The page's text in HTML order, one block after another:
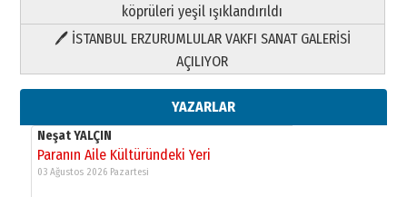
köprüleri yeşil ışıklandırıldı
🖊 İSTANBUL ERZURUMLULAR VAKFI SANAT GALERİSİ
AÇILIYOR
YAZARLAR
Yıldırım Gündoğdu
HAVVA’NIN ÜÇ KIZI
Yusuf POLAT
yazar
11 Mayıs 2026 Pazartesi